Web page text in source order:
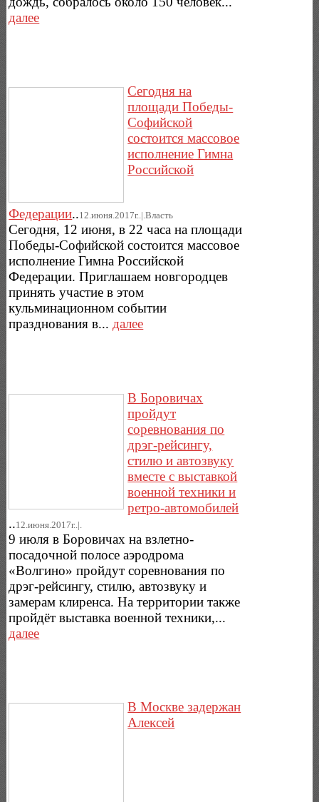
далее
Сегодня на
площади Победы-
Софийской
состоится массовое
исполнение Гимна
Российской
Федерации..12.июня.2017г..|.Власть
Сегодня, 12 июня, в 22 часа на площади
Победы-Софийской состоится массовое
исполнение Гимна Российской
Федерации. Приглашаем новгородцев
принять участие в этом
кульминационном событии
празднования в...далее
В Боровичах
пройдут
соревнования по
дрэг-рейсингу,
стилю и автозвуку
вместе с выставкой
военной техники и
ретро-автомобилей
..12.июня.2017г..|.
9 июля в Боровичах на взлетно-
посадочной полосе аэродрома
«Волгино» пройдут соревнования по
дрэг-рейсингу, стилю, автозвуку и
замерам клиренса. На территории также
пройдёт выставка военной техники,...
далее
В Москве задержан
Алексей